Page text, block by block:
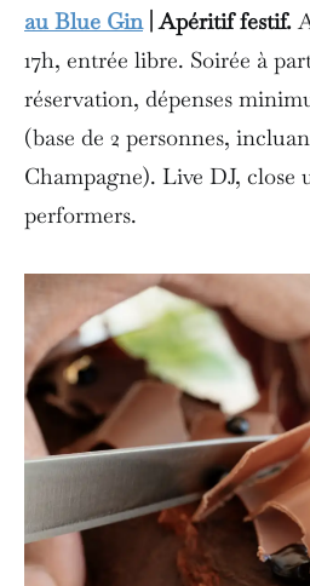
au Blue Gin| Apéritif festif.
17h, entrée libre. Soirée à
réservation, dépenses
(base de 2 personnes,
Champagne). Live DJ, close
performers.